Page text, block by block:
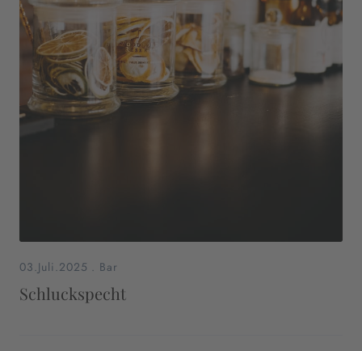
03.Juli.2025 . Bar
Schluckspecht